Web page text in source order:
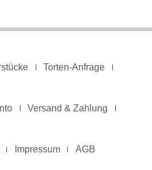
Torten-Anfrage
Versand & Zahlung
Impressum AGB